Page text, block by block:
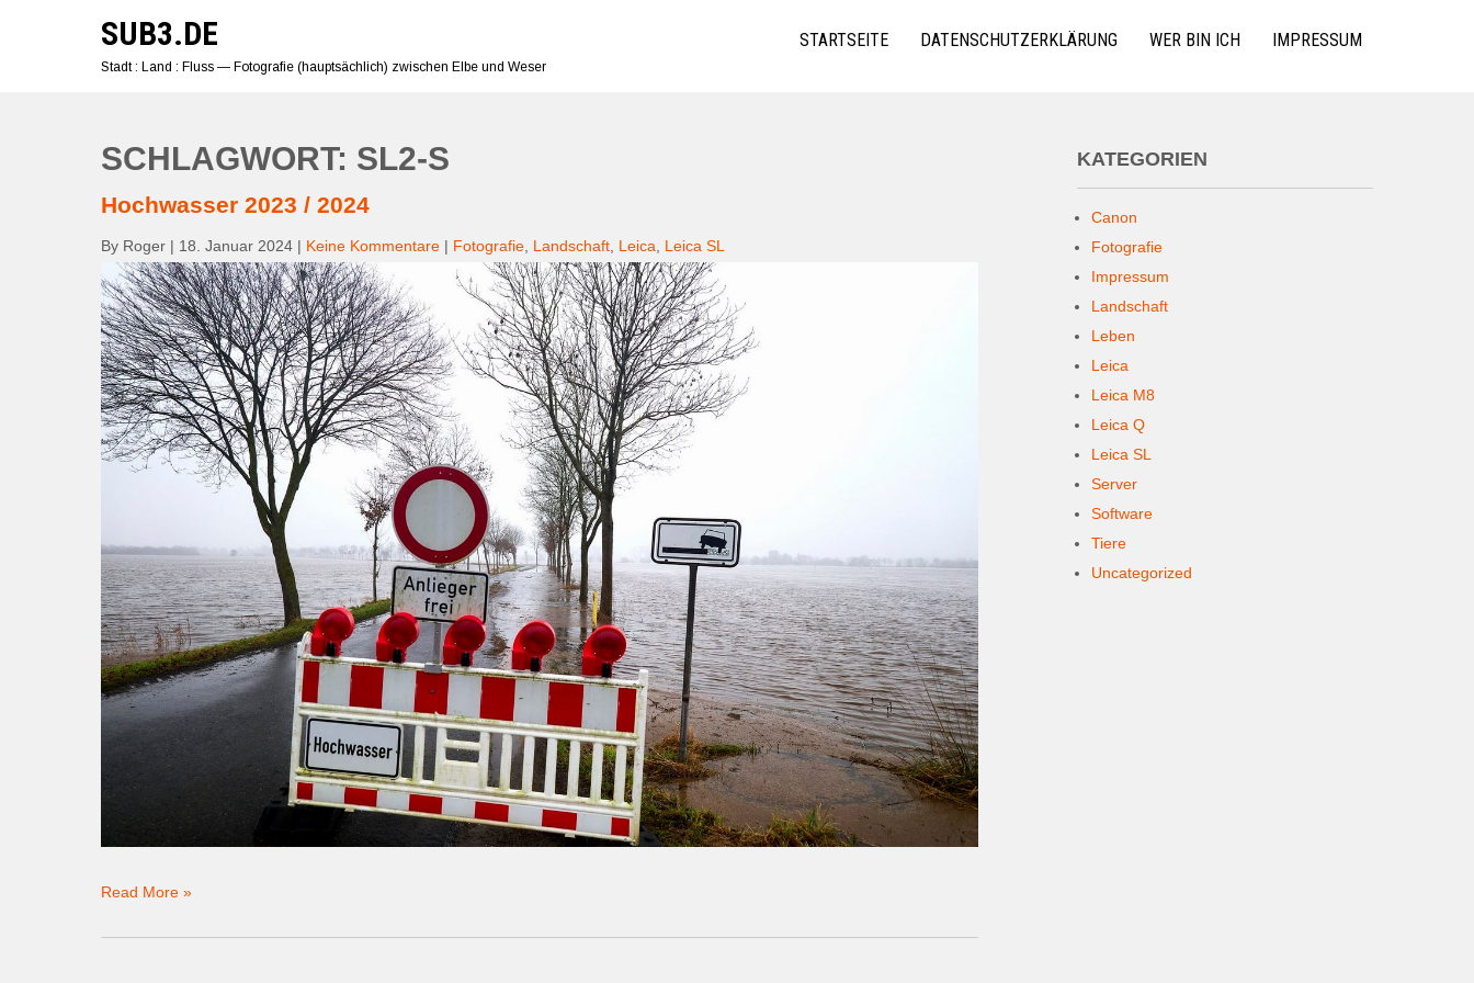
SUB3.DE
Stadt : Land : Fluss — Fotografie (hauptsächlich) zwischen Elbe und Weser
STARTSEITE DATENSCHUTZERKLÄRUNG WER BIN ICH IMPRESSUM
SCHLAGWORT: SL2-S
Hochwasser 2023 / 2024
By Roger | 18. Januar 2024 | Keine Kommentare | Fotografie Landschaft Leica Leica SL
Read More »
KATEGORIEN
Canon
Fotografie
Impressum
Landschaft
Leben
Leica
Leica M8
Leica Q
Leica SL
Server
Software
Tiere
Uncategorized